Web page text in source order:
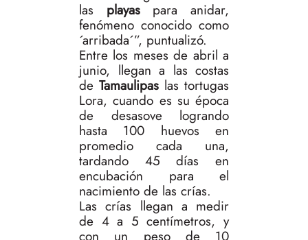
las playaspara anidar,
fenómeno conocido como
´arribada´”, puntualizó.
Entre los meses de abril a
junio, llegan a las costas
de Tamaulipas las tortugas
Lora, cuando es su época
de desasove logrando
hasta 100 huevos en
promedio cada una,
tardando 45 días en
encubación para el
nacimiento de las crías.
Las crías llegan a medir
de 4 a 5 centímetros, y
con un peso de 10